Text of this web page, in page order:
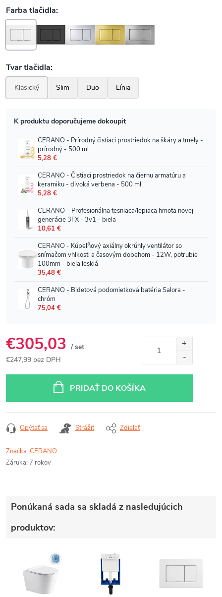
€305,03 / set
€247,99 bez DPH
PRIDAŤ DO KOŠÍKA
Opýtať sa Strážiť Zdieľať
Značka:CERANO
Záruka: 7 rokov
Ponúkaná sada sa skladá z nasledujúcich
produktov: